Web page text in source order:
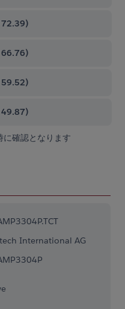
72.39)
66.76)
59.52)
49.87)
に確認となります
International AG